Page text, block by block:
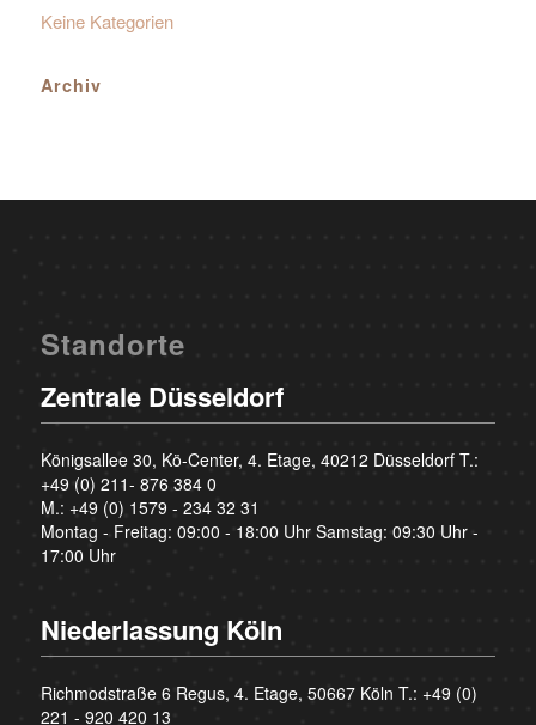
Keine Kategorien
Archiv
Standorte
Zentrale Düsseldorf
Königsallee 30, Kö-Center, 4. Etage, 40212 Düsseldorf T.:
+49 (0) 211- 876 384 0
M.: +49 (0) 1579 - 234 32 31
Montag - Freitag: 09:00 - 18:00 Uhr Samstag: 09:30 Uhr -
17:00 Uhr
Niederlassung Köln
Richmodstraße 6 Regus, 4. Etage, 50667 Köln T.: +49 (0)
221 - 920 420 13